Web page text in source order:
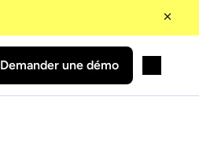
Demander une démo